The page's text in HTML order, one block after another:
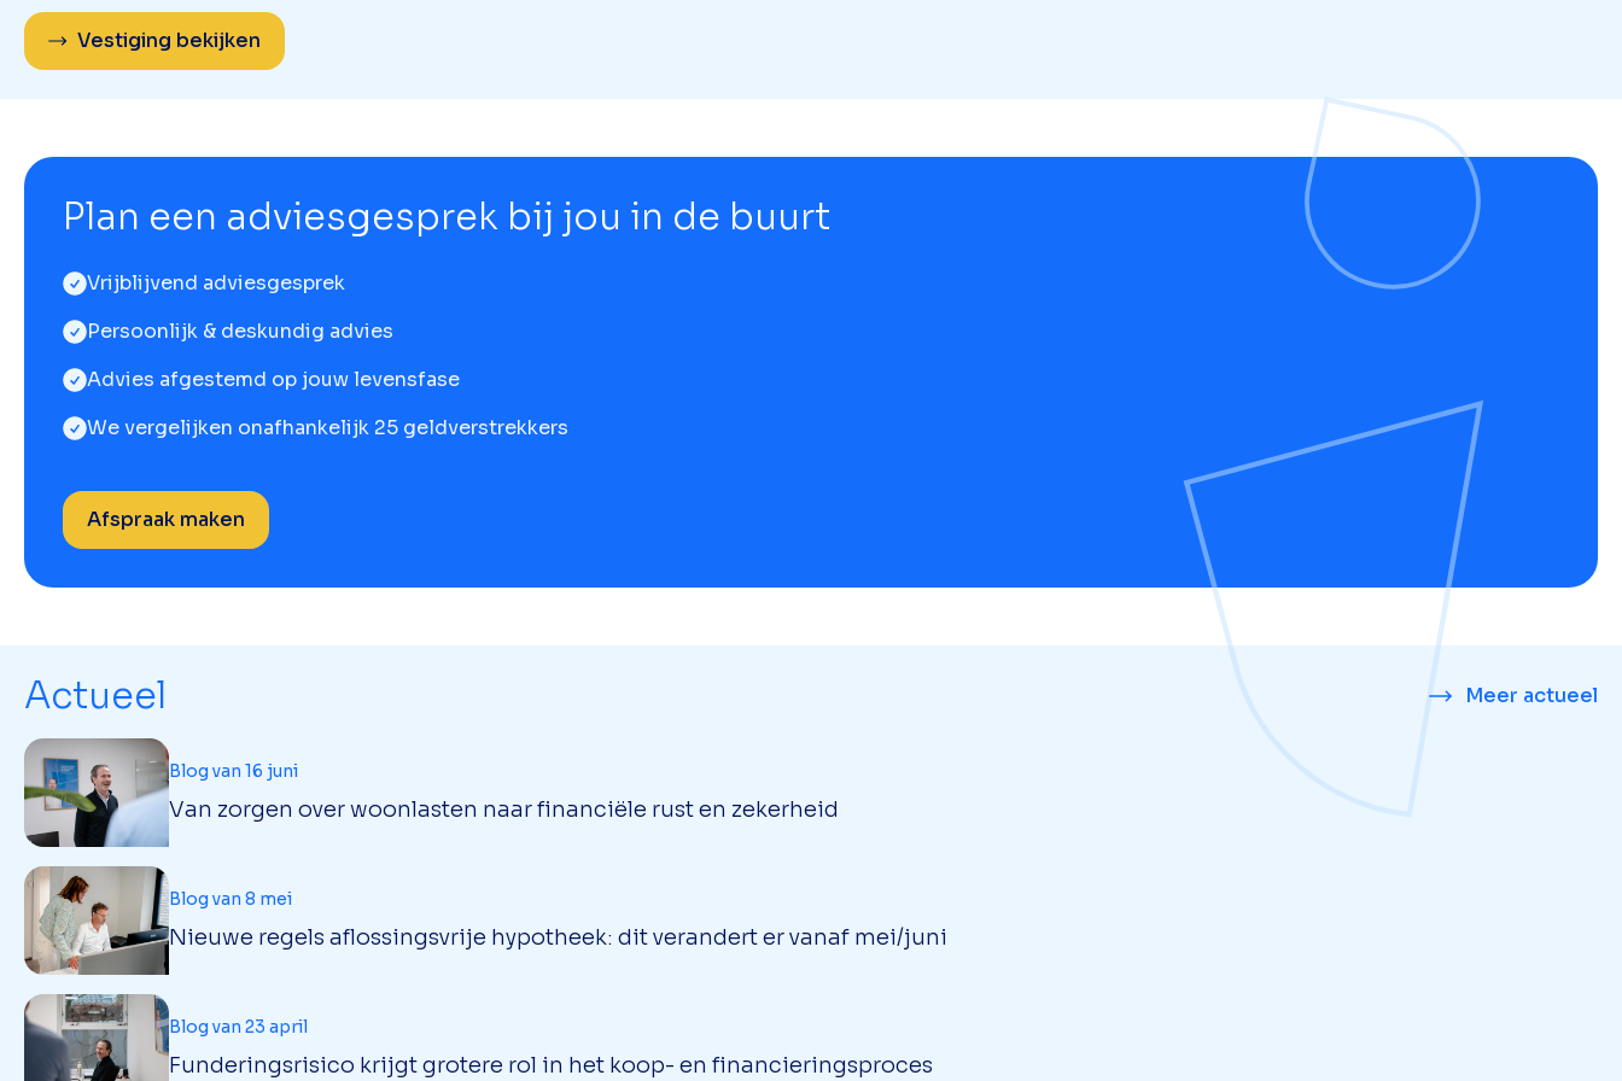
Vestiging bekijken
Plan een adviesgesprek bij jou in de buurt
Vrijblijvend adviesgesprek
Persoonlijk & deskundig advies
Advies afgestemd op jouw levensfase
We vergelijken onafhankelijk 25 geldverstrekkers
Afspraak maken
Actueel Meer actueel
Van zorgen over woonlasten naar financiële rust en zekerheid
Blog van 16 juni
Nieuwe regels aflossingsvrije hypotheek: dit verandert er vanaf mei/juni
Blog van 8 mei
Funderingsrisico krijgt grotere rol in het koop- en financieringsproces
Blog van 23 april